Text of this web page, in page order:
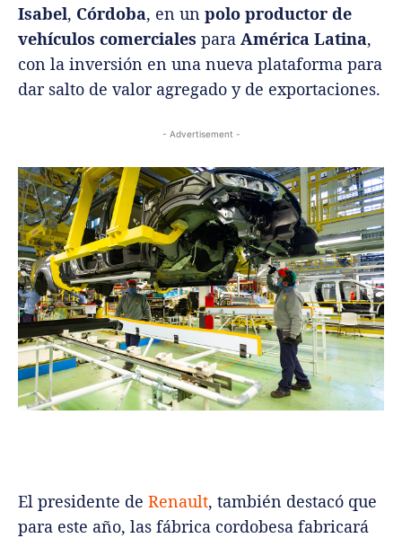
Isabel, Córdoba, en un polo productor de
vehículos comerciales para América Latina,
con la inversión en una nueva plataforma para
dar salto de valor agregado y de exportaciones.
- Advertisement -
El presidente de Renault, también destacó que
para este año, las fábrica cordobesa fabricará